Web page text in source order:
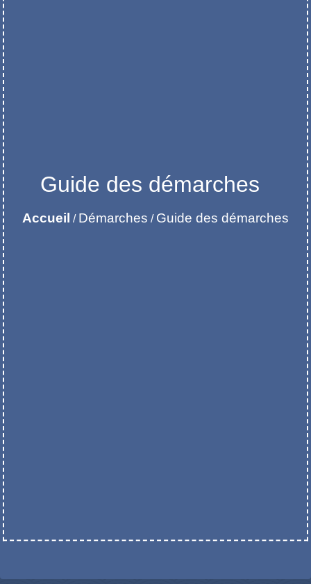
Guide des démarches
Accueil / Démarches / Guide des démarches